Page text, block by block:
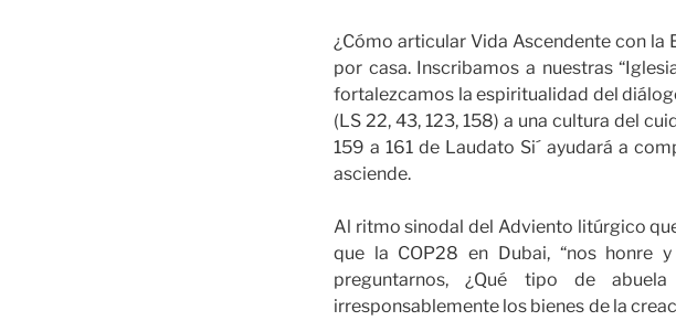
¿Cómo articular Vida Ascendente con la
por casa. Inscribamos a nuestras
fortalezcamos la espiritualidad del
(LS 22, 43, 123, 158) a una cultura del
159 a 161 de Laudato Si´ ayudará a
asciende.
Al ritmo sinodal del Adviento litúrgico
que la COP28 en Dubai, “nos honre
preguntarnos, ¿Qué tipo de
irresponsablemente los bienes de la